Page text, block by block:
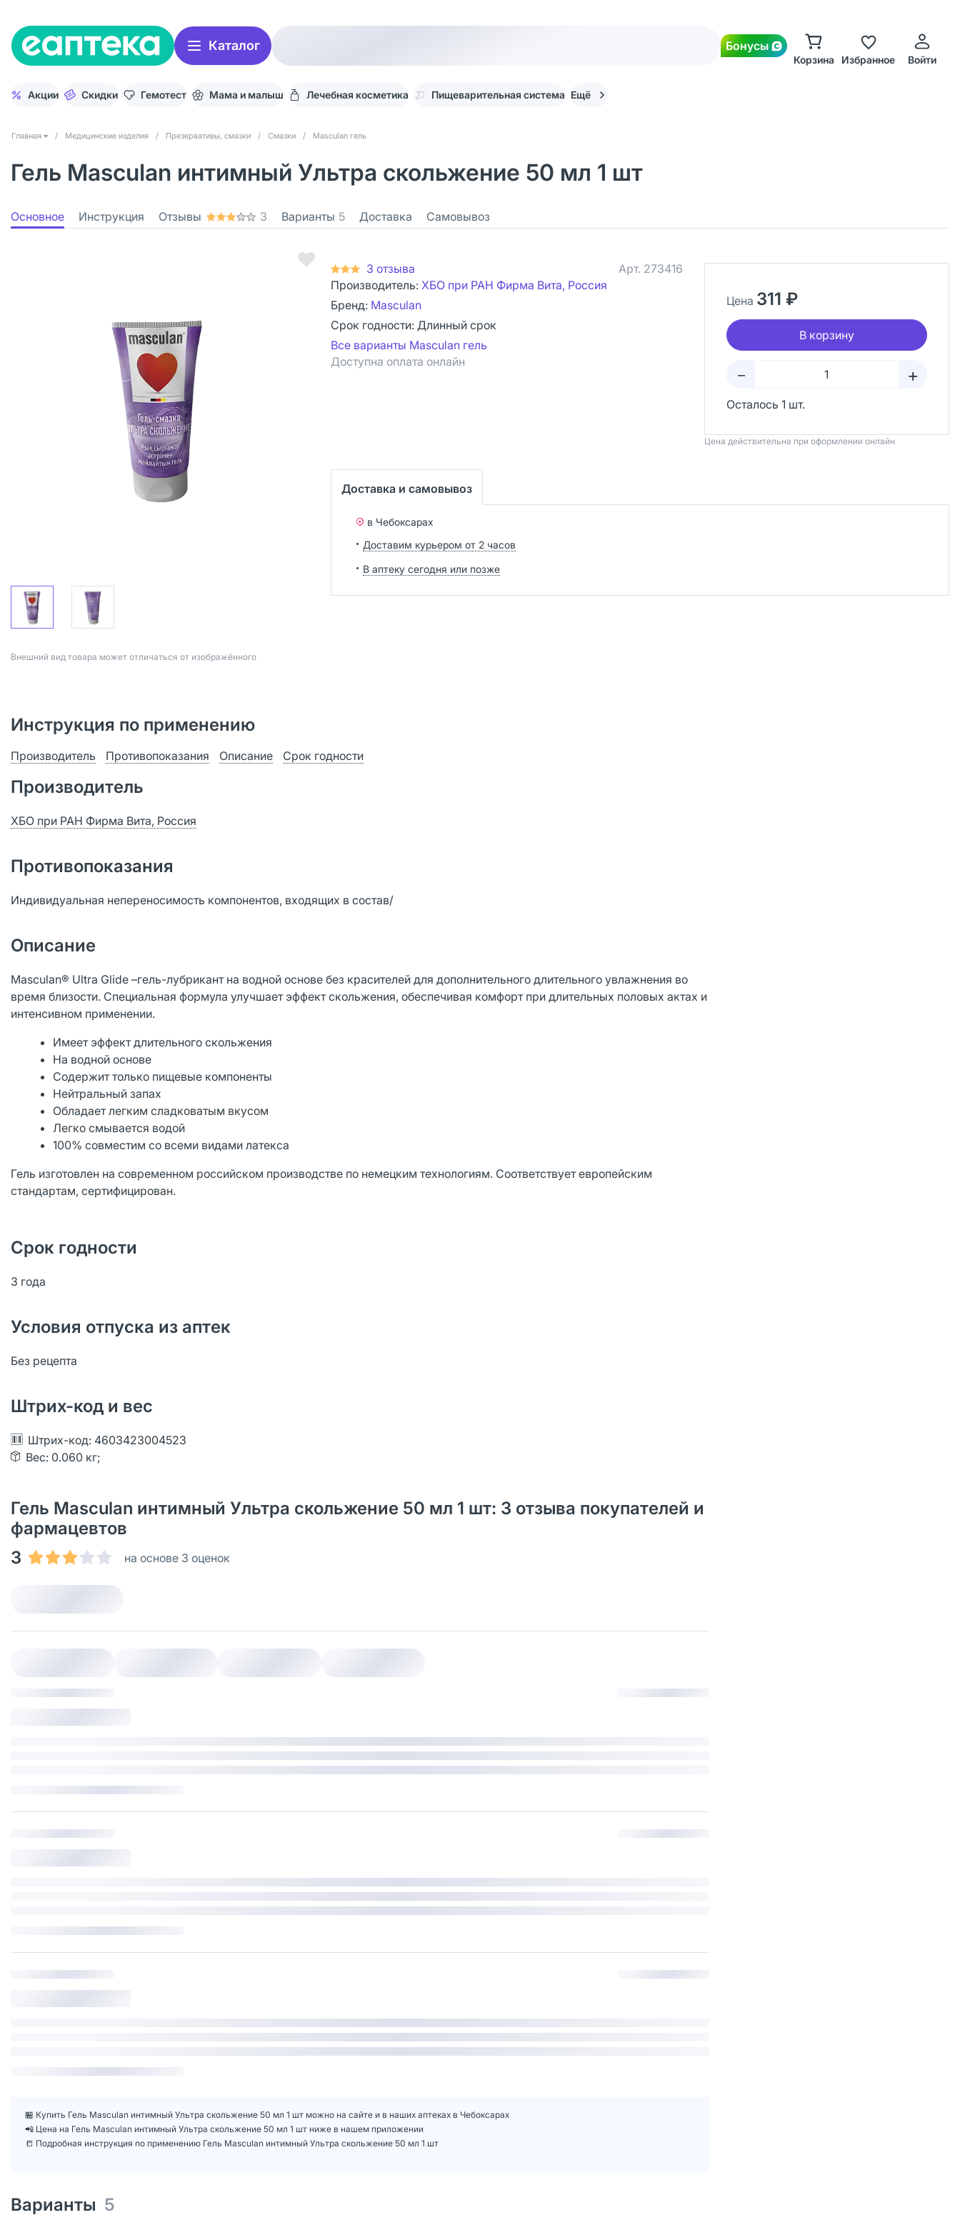
Каталог Бонусы
Корзина Избранное Войти
Акции Скидки Гемотест Мама и малыш Лечебная косметика Пищеварительная система Ещё
Главная / Медицинские изделия / Презервативы, смазки / Смазки / Masculan гель
Гель Masculan интимный Ультра скольжение 50 мл 1 шт
Основное Инструкция Отзывы 3 Варианты 5 Доставка Самовывоз
Bнешний вид товара может отличаться от изображённого
3 отзыва Арт. 273416
Производитель: ХБО при РАН Фирма Вита, Россия
Бренд: Masculan
Срок годности: Длинный срок
Все варианты Masculan гель
Доступна оплата онлайн
Цена 311 ₽
В корзину
– +
Осталось 1 шт.
Цена действительна при оформлении онлайн
Доставка и самовывоз
в Чебоксарах
Доставим курьером от 2 часов
В аптеку сегодня или позже
Инструкция по применению
Производитель Противопоказания Описание Срок годности
Производитель
ХБО при РАН Фирма Вита, Россия
Противопоказания
Индивидуальная непереносимость компонентов, входящих в состав/
Описание
Masculan® Ultra Glide –гель-лубрикант на водной основе без красителей для дополнительного длительного увлажнения во
время близости. Специальная формула улучшает эффект скольжения, обеспечивая комфорт при длительных половых актах и
интенсивном применении.
Имеет эффект длительного скольжения
На водной основе
Содержит только пищевые компоненты
Нейтральный запах
Обладает легким сладковатым вкусом
Легко смывается водой
100% совместим со всеми видами латекса
Гель изготовлен на современном российском производстве по немецким технологиям. Соответствует европейским
стандартам, сертифицирован.
Срок годности
3 года
Условия отпуска из аптек
Без рецепта
Штрих-код и вес
Штрих-код: 4603423004523
Вес: 0.060 кг;
Гель Masculan интимный Ультра скольжение 50 мл 1 шт: 3 отзыва покупателей и
фармацевтов
3
на основе 3 оценок
🏪 Купить Гель Masculan интимный Ультра скольжение 50 мл 1 шт можно на сайте и в наших аптеках в Чебоксарах
📲 Цена на Гель Masculan интимный Ультра скольжение 50 мл 1 шт ниже в нашем приложении
📒 Подробная инструкция по применению Гель Masculan интимный Ультра скольжение 50 мл 1 шт
Варианты 5